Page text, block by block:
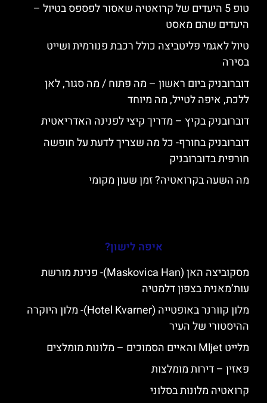
טופ 5 היעדים של קרואטיה שאסור לפספס בטיול –
היעדים שהם מאסט
טיול לאגמי פליטביצה כולל רכבת פנורמית ושייט
בסירה
דוברובניק ביום ראשון – מה פתוח / מה סגור, לאן
ללכת, איפה לטייל, מה מיוחד
דוברובניק בקיץ – מדריך קיצי לפנינה האדריאטית
דוברובניק בחורף- כל מה שצריך לדעת על חופשה
חורפית בדוברובניק
מה השעה בקרואטיה? זמן שעון מקומי
איפה לישון?
מסקוביצה האן (Maskovica Han)- פנינת מורשת
עות’מאנית בצפון דלמטיה
מלון קוורנר באופטייה (Hotel Kvarner)- מלון היוקרה
ההיסטורי של העיר
מלייט Mljet והאיים הסמוכים – מלונות מומלצים
פאזין – דירות מומלצות
קרואטיה מלונות בסלוני